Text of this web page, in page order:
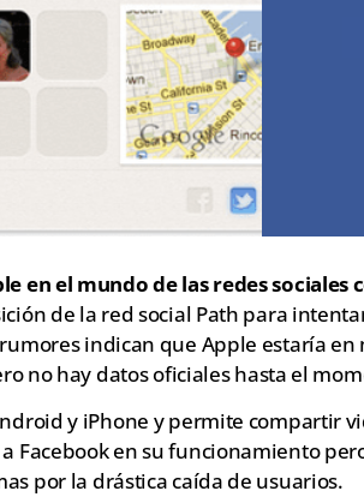
en el mundo de las redes sociales
de la red social Path para
indican que Apple estaría en
no hay datos oficiales hasta el
y iPhone y permite compartir
Facebook en su funcionamiento
por la drástica caída de usuarios.